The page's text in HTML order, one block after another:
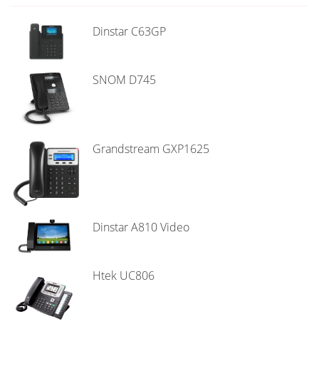
Dinstar C63GP
SNOM D745
Grandstream GXP1625
Dinstar A810 Video
Htek UC806